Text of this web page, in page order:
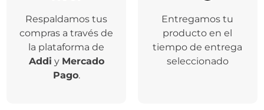
Respaldamos tus
compras a través de
la plataforma de
Addi y Mercado
Pago.
Entregamos tu
producto en el
tiempo de entrega
seleccionado